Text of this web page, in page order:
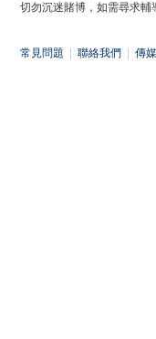
切勿沉迷賭博，如需尋求輔
常見問題 聯絡我們 傳